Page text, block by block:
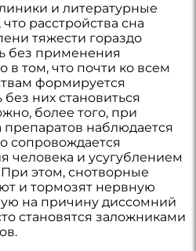
и литературные
расстройства сна
тяжести гораздо
без применения
том, что почти ко всем
формируется
них становиться
более того, при
наблюдается
сопровождается
человека и усугублением
этом, снотворные
и тормозят нервную
на причину диссомний
становятся заложниками